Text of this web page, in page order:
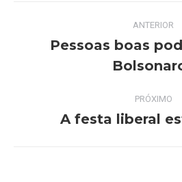
NavegaçãoANTERIOR
Post
Pessoas boas
PRÓXIMO
A festa liberal